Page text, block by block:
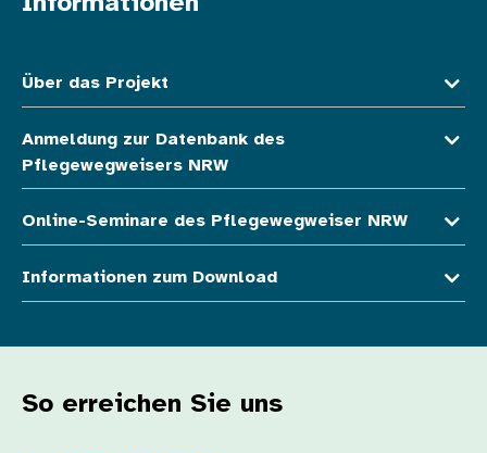
Über das Projekt
Anmeldung zur Datenbank des
Pflegewegweisers NRW
Online-Seminare des Pflegewegweiser NRW
Informationen zum Download
So erreichen Sie uns